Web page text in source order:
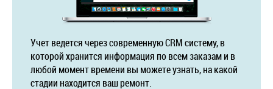
Учет ведется через современную CRM систему, в
которой хранится информация по всем заказам и в
любой момент времени вы можете узнать, на какой
стадии находится ваш ремонт.